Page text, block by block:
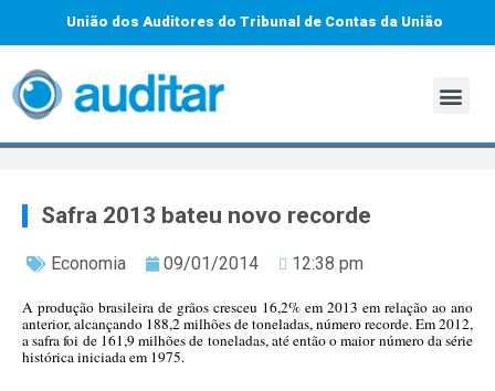
União dos Auditores do Tribunal de Contas da União
Safra 2013 bateu novo recorde
Economia 09/01/2014 12:38 pm
A produção brasileira de grãos cresceu 16,2% em 2013 em relação ao ano
anterior, alcançando 188,2 milhões de toneladas, número recorde. Em 2012,
a safra foi de 161,9 milhões de toneladas, até então o maior número da série
histórica iniciada em 1975.